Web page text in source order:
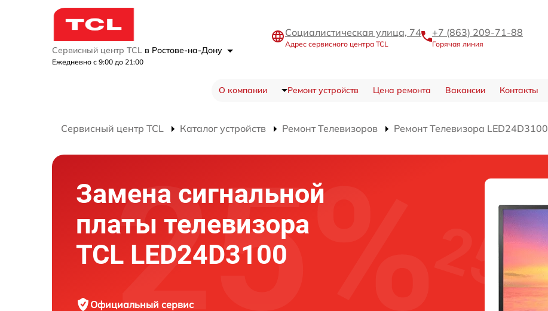
Сервисный центр TCL в Ростове-на-Дону
Ежедневно с 9:00 до 21:00
Социалистическая улица, 74
Адрес сервисного центра TCL
+7 (863) 209-71-88
Горячая линия
О компании Ремонт устройств Цена ремонта Вакансии Контакты
Сервисный центр TCL Каталог устройств Ремонт Телевизоров Ремонт Телевизора LED24D3100
Замена сигнальной
платы телевизора
TCL LED24D3100
Официальный сервис